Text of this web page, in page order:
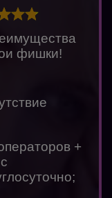
фишки!
+